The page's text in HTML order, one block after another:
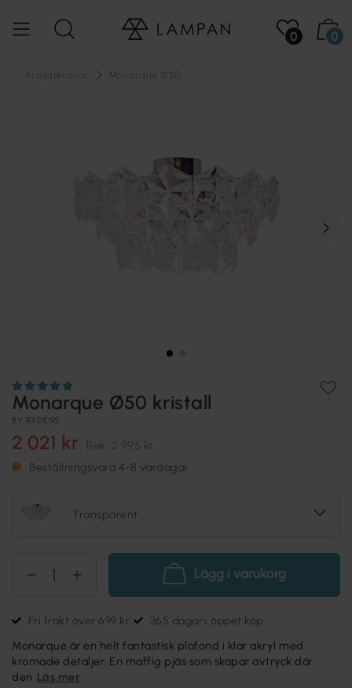
0 0
Monarque Ø50 kristall
BY RYDÉNS
2 021 kr Rek. 2 995 kr
Beställningsvara 4-8 vardagar
Transparent
Lägg i varukorg
Fri frakt över 699 kr 365 dagars öppet köp
Monarque är en helt fantastisk plafond i klar akryl med
kromade detaljer. En maffig pjäs som skapar avtryck där
den Läs mer